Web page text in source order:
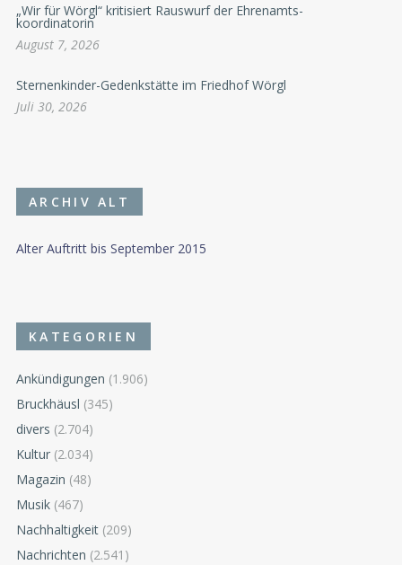
„Wir für Wörgl“ kritisiert Rauswurf der Ehrenamts-
koordinatorin
August 7, 2026
Sternenkinder-Gedenkstätte im Friedhof Wörgl
Juli 30, 2026
ARCHIV ALT
Alter Auftritt bis September 2015
KATEGORIEN
Ankündigungen (1.906)
Bruckhäusl (345)
divers (2.704)
Kultur (2.034)
Magazin (48)
Musik (467)
Nachhaltigkeit (209)
Nachrichten (2.541)